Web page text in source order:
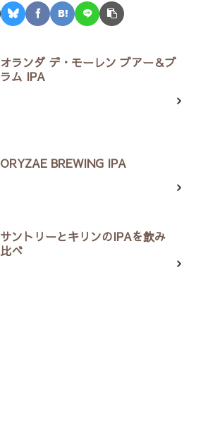
オランダ デ・モーレン ブアー＆ブ
ラム IPA
ORYZAE BREWING IPA
サントリーとキリンのIPAを飲み
比べ